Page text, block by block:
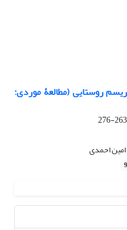
روستایی (مطالعۀ موردی:
263-276
احمدی